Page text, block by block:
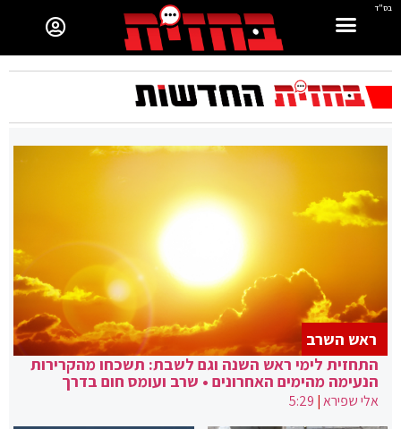
בס"ד
התחזית לימי ראש השנה וגם לשבת: תשכחו מהקרירות
הנעימה מהימים האחרונים • שרב ועומס חום בדרך
אלי שפירא|
5:29
ראש השרב